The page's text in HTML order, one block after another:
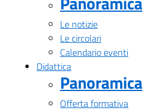
Le notizie
Le circolari
Calendario eventi
Didattica
Panoramica
Offerta formativa